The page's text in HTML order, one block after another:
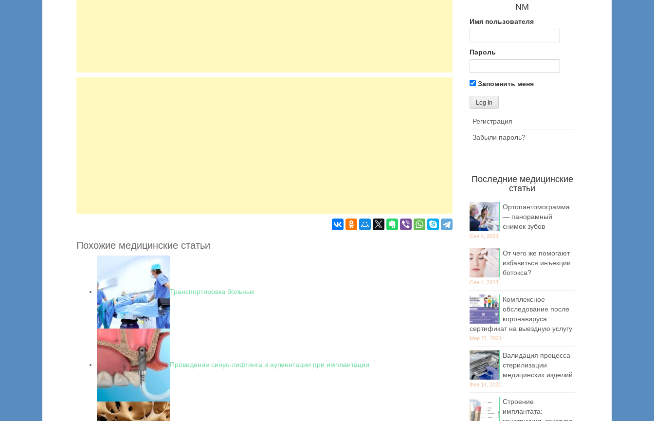
Похожие медицинские статьи
Транспортировка больных
Проведение синус-лифтинга и аугментации при имплантации
NM
Имя пользователя
Пароль
Запомнить меня
Регистрация
Забыли пароль?
Последние медицинские
статьи
Ортопантомограмма
— панорамный
снимок зубов
Сен 4, 2023
От чего же помогают
избавиться инъекции
ботокса?
Сен 4, 2023
Комплексное
обследование после
коронавируса:
сертификат на выездную услугу
Мар 21, 2021
Валидация процесса
стерилизации
медицинских изделий
Фев 14, 2021
Строение
имплантата: